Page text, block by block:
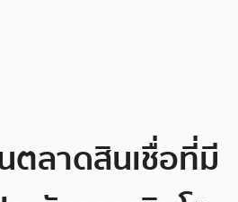
ตลาดสินเชื่อที่มี